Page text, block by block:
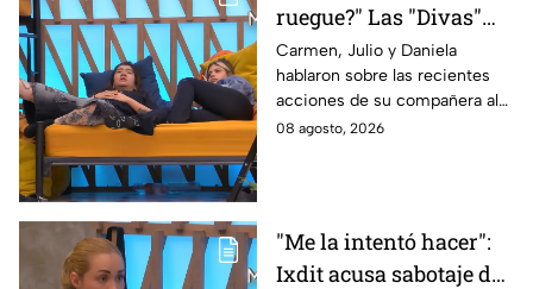
ruegue?" Las "Divas"
lamentan el
comportamiento de
Michelle en MasterChef
24/7
Carmen, Julio y Daniela
hablaron sobre las recientes
acciones de su compañera al
interior del Mundo MasterChef
08 agosto, 2026
"Me la intentó hacer":
Ixdit acusa sabotaje de